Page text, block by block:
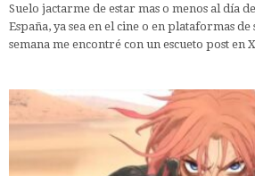
Suelo jactarme de estar mas o menos al día
España, ya sea en el cine o en plataformas
semana me encontré con un escueto post en